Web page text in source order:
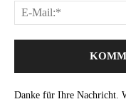
Danke für Ihre Nachricht.